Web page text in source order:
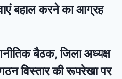
बहाल करने का आग्रह
बैठक, जिला अध्यक्ष
विस्तार की रूपरेखा पर